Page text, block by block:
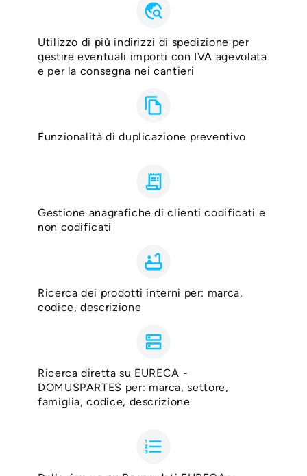
travel_explore
Utilizzo di più indirizzi di spedizione per
gestire eventuali importi con IVA agevolata
e per la consegna nei cantieri
file_copy
Funzionalità di duplicazione preventivo
receipt_long
Gestione anagrafiche di clienti codificati e
non codificati
bathtub
Ricerca dei prodotti interni per: marca,
codice, descrizione
dns
Ricerca diretta su EURECA -
DOMUSPARTES per: marca, settore,
famiglia, codice, descrizione
format_list_numbered